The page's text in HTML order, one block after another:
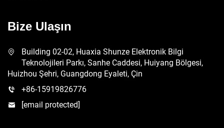
Bize Ulaşın
Building 02-02, Huaxia Shunze Elektronik Bilgi
Teknolojileri Parkı, Sanhe Caddesi, Huiyang Bölgesi,
Huizhou Şehri, Guangdong Eyaleti, Çin
+86-15919826776
[email protected]